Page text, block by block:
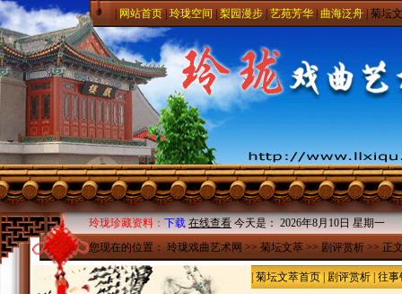
网站首页 玲珑空间 梨园漫步 艺苑芳华 曲海泛舟 菊坛
玲珑珍藏资料：下载 在线查看今天是：2026年8月10日 星期一
您现在的位置：玲珑戏曲艺术网>>菊坛文萃>>剧评赏析>> 正
菊坛文萃首页 剧评赏析 往